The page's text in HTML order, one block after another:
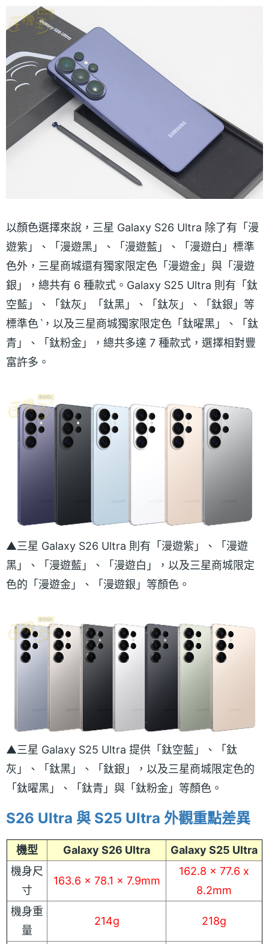
以顏色選擇來說，三星 Galaxy S26 Ultra 除了有「漫
遊紫」、「漫遊黑」、「漫遊藍」、「漫遊白」標準
色外，三星商城還有獨家限定色「漫遊金」與「漫遊
銀」，總共有 6 種款式。Galaxy S25 Ultra 則有「鈦
空藍」、「鈦灰」「鈦黑」、「鈦灰」、「鈦銀」等
標準色ˋ，以及三星商城獨家限定色「鈦曜黑」、「鈦
青」、「鈦粉金」，總共多達 7 種款式，選擇相對豐
富許多。
▲三星 Galaxy S26 Ultra 則有「漫遊紫」、「漫遊
黑」、「漫遊藍」、「漫遊白」，以及三星商城限定
色的「漫遊金」、「漫遊銀」等顏色。
▲三星 Galaxy S25 Ultra 提供「鈦空藍」、「鈦
灰」、「鈦黑」、「鈦銀」，以及三星商城限定色的
「鈦曜黑」、「鈦青」與「鈦粉金」等顏色。
S26 Ultra 與 S25 Ultra 外觀重點差異
機型 Galaxy S26 Ultra
Galaxy S25 Ultra
機身尺
寸
163.6 x 78.1 x 7.9mm
162.8 x 77.6 x
8.2mm
機身重
量
214g 218g